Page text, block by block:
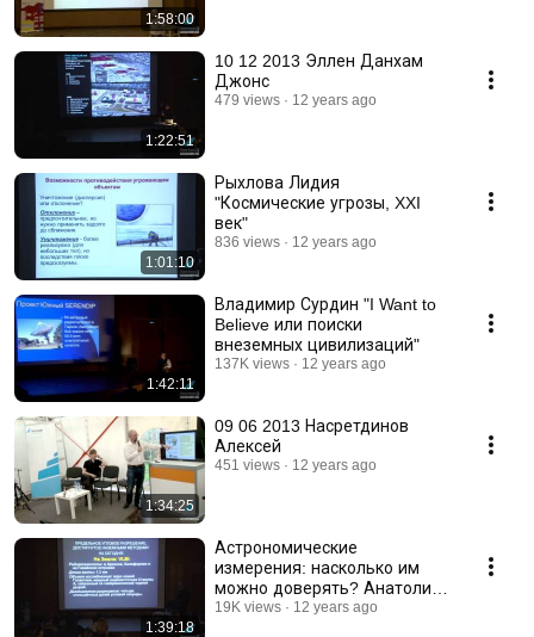
1:58:00
1:22:51
10 12 2013 Эллен Данхам
Джонс
479 views 12 years ago
1:01:10
Рыхлова Лидия
"Космические угрозы, XXI
век"
836 views 12 years ago
1:42:11
Владимир Сурдин "I Want to
Believe или поиски
внеземных цивилизаций"
137K views 12 years ago
1:34:25
09 06 2013 Насретдинов
Алексей
451 views 12 years ago
1:39:18
Астрономические
измерения: насколько им
можно доверять? Анатолий
Засов
19K views 12 years ago